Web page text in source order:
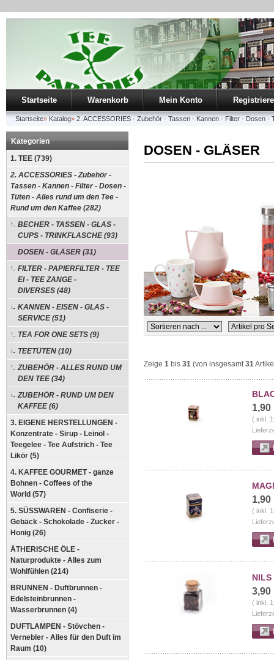
Startseite Warenkorb Mein Konto
Startseite» Katalog» 2. ACCESSORIES - Zubehör - Tassen - Kannen - Filter - Dosen -
Kategorien
1. TEE (739)
2. ACCESSORIES - Zubehör -
Tassen - Kannen - Filter - Dosen -
Tüten - Alles rund um den Tee -
Rund um den Kaffee (282)
BECHER - TASSEN - GLAS -
CUPS - TRINKFLASCHE (93)
DOSEN - GLÄSER (31)
FILTER - PAPIERFILTER - TEE
EI - TEE ZANGE -
DIVERSES (48)
KANNEN - EISEN - GLAS -
SERVICE (51)
TEA FOR ONE SETS (9)
TEETÜTEN (10)
ZUBEHÖR - ALLES RUND UM
DEN TEE (34)
ZUBEHÖR - RUND UM DEN
KAFFEE (6)
3. EIGENE HERSTELLUNGEN -
Konzentrate - Sirup - Leinöl -
Teegelee - Tee Aufstrich - Tee
Likör (5)
4. KAFFEE GOURMET - ganze
Bohnen - Coffees of the
World (57)
5. SÜSSWAREN - Confiserie -
Gebäck - Schokolade - Zucker -
Honig (26)
ÄTHERISCHE ÖLE -
Naturprodukte - Alles zum
Wohlfühlen (214)
BRUNNEN - Duftbrunnen -
Edelsteinbrunnen -
Wasserbrunnen (4)
DUFTLAMPEN - Stövchen -
Vernebler - Alles für den Duft im
Raum (10)
DOSEN - GLÄSER
Zeige 1 bis 31 (von insgesamt31
1,90
( inkl.
1,90
( inkl.
3,90
( inkl.